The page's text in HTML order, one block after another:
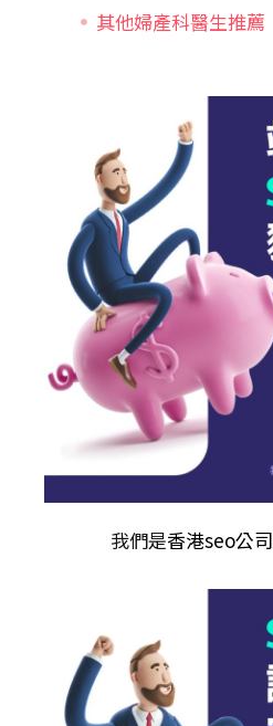
其他婦產科醫生推薦
我們是香港seo公司